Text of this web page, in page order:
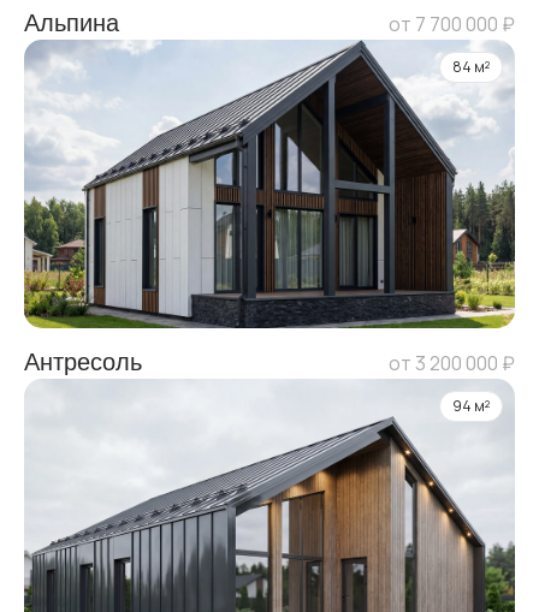
Альпина от 7 700 000 ₽
84 м²
Антресоль от 3 200 000 ₽
94 м²